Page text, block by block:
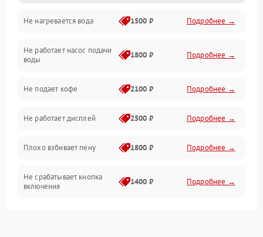
Включение и работа
Проблемы с водой
Проблемы с капучинатором и паром
Управление и электроника
Программное обеспечение
Не нагревается вода 1500 ₽ Подробнее →
Не работает насос подачи
воды
1800 ₽ Подробнее →
Не подает кофе 2100 ₽ Подробнее →
Не работает дисплей 2500 ₽ Подробнее →
Плохо взбивает пену 1800 ₽ Подробнее →
Не срабатывает кнопка
включения
1400 ₽ Подробнее →